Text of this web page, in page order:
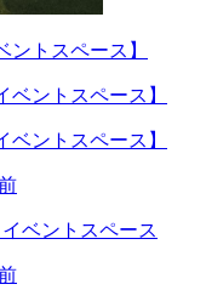
トスペース】
ントスペース】
ベントスペース